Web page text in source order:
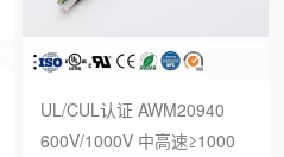
UL/CUL认证 AWM20940
600V/1000V 中高速≥1000